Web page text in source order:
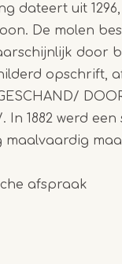
dateert uit
De molen
door
opschrift,
. In 1882 werd
maalvaardig
afspraak